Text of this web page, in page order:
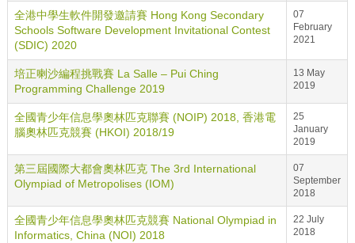
全港中學生軟件開發邀請賽 Hong Kong Secondary
Schools Software Development Invitational Contest
(SDIC) 2020
07
February
2021
培正喇沙編程挑戰賽 La Salle – Pui Ching
Programming Challenge 2019
13 May
2019
全國青少年信息學奧林匹克聯賽 (NOIP) 2018, 香港電
腦奧林匹克競賽 (HKOI) 2018/19
25
January
2019
第三屆國際大都會奧林匹克 The 3rd International
Olympiad of Metropolises (IOM)
07
September
2018
全國青少年信息學奧林匹克競賽 National Olympiad in
Informatics, China (NOI) 2018
22 July
2018